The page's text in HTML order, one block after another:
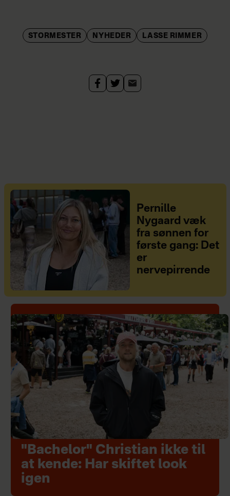
STORMESTER NYHEDER LASSE RIMMER
Pernille
Nygaard væk
fra sønnen for
første gang: Det
er
nervepirrende
"Bachelor" Christian ikke til
at kende: Har skiftet look
igen